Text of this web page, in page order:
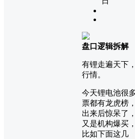
盘口逻辑拆解
有锂走遍天下，
行情。
今天锂电池很
票都有龙虎榜，
出来后惊呆了，
又是机构爆买，
比如下面这几